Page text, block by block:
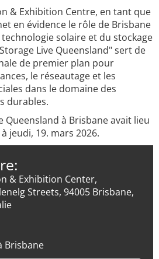
& Exhibition Centre, en tant que
en évidence le rôle de Brisbane
solaire et du stockage
Live Queensland" sert de
de premier plan pour
le réseautage et les
dans le domaine des
durables.
Queensland à Brisbane avait lieu
jeudi, 19. mars 2026.
& Exhibition Center,
Streets, 94005 Brisbane,
Brisbane